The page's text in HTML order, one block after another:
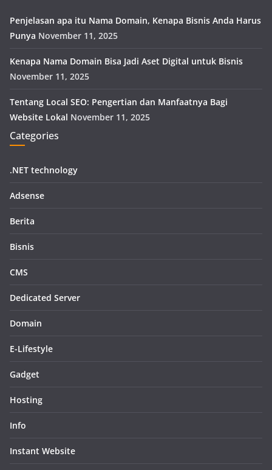
Penjelasan apa itu Nama Domain, Kenapa Bisnis Anda Harus
Punya November 11, 2025
Kenapa Nama Domain Bisa Jadi Aset Digital untuk Bisnis
November 11, 2025
Tentang Local SEO: Pengertian dan Manfaatnya Bagi
Website Lokal November 11, 2025
Categories
.NET technology
Adsense
Berita
Bisnis
CMS
Dedicated Server
Domain
E-Lifestyle
Gadget
Hosting
Info
Instant Website